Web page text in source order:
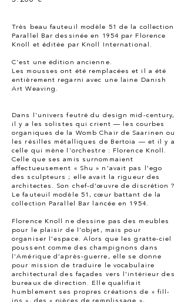
Très beau fauteuil modèle 51 de la collection
Parallel Bar dessinée en 1954 par Florence
Knoll et éditée par Knoll International.
C'est une édition ancienne.
Les mousses ont été remplacées et il a été
entièrement regarni avec une laine Danish
Art Weaving.
Dans l'univers feutré du design mid-century,
il y a les solistes qui crient — les courbes
organiques de la Womb Chair de Saarinen ou
les résilles métalliques de Bertoia — et il y a
celle qui mène l'orchestre : Florence Knoll.
Celle que ses amis surnommaient
affectueusement « Shu » n’avait pas l’ego
des sculpteurs ; elle avait la rigueur des
architectes. Son chef-d’œuvre de discrétion ?
Le fauteuil modèle 51, cœur battant de la
collection Parallel Bar lancée en 1954.
Florence Knoll ne dessine pas des meubles
pour le plaisir de l’objet, mais pour
organiser l’espace. Alors que les gratte-ciel
poussent comme des champignons dans
l'Amérique d’après-guerre, elle se donne
pour mission de traduire le vocabulaire
architectural des façades vers l’intérieur des
bureaux de direction. Elle qualifiait
humblement ses propres créations de « fill-